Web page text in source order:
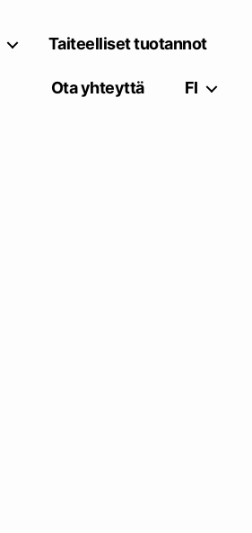
Taiteelliset tuotannot
Ota yhteyttä FI